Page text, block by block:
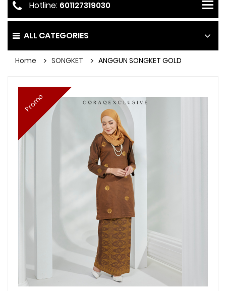
ALL CATEGORIES
Hotline: 601127319030
Home SONGKET ANGGUN SONGKET GOLD
Promo